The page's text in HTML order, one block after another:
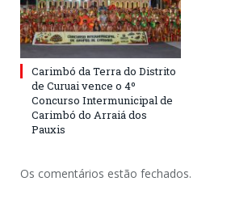
Carimbó da Terra do Distrito
de Curuai vence o 4º
Concurso Intermunicipal de
Carimbó do Arraiá dos
Pauxis
Os comentários estão fechados.